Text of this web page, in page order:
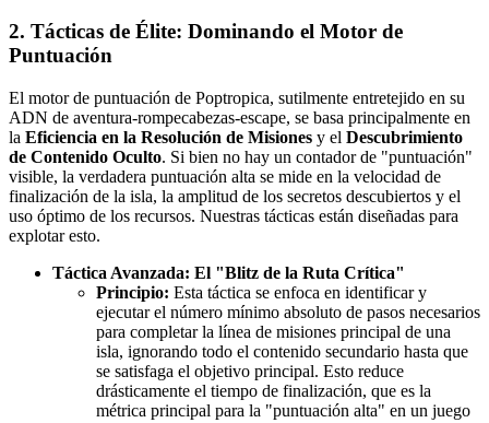
2. Tácticas de Élite: Dominando el Motor de
Puntuación
El motor de puntuación de Poptropica, sutilmente entretejido en su
ADN de aventura-rompecabezas-escape, se basa principalmente en
la Eficiencia en la Resolución de Misiones y el Descubrimiento
de Contenido Oculto. Si bien no hay un contador de "puntuación"
visible, la verdadera puntuación alta se mide en la velocidad de
finalización de la isla, la amplitud de los secretos descubiertos y el
uso óptimo de los recursos. Nuestras tácticas están diseñadas para
explotar esto.
Táctica Avanzada: El "Blitz de la Ruta Crítica"
Principio: Esta táctica se enfoca en identificar y
ejecutar el número mínimo absoluto de pasos necesarios
para completar la línea de misiones principal de una
isla, ignorando todo el contenido secundario hasta que
se satisfaga el objetivo principal. Esto reduce
drásticamente el tiempo de finalización, que es la
métrica principal para la "puntuación alta" en un juego